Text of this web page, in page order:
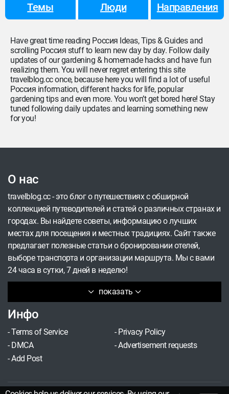
Темы Люди Направления
Have great time reading Россия Ideas, Tips & Guides and
scrolling Россия stuff to learn new day by day. Follow daily
updates of our gardening & homemade hacks and have fun
realizing them. You will never regret entering this site
travelblog.cc once, because here you will find a lot of useful
Россия information, different hacks for life, popular
gardening tips and even more. You won’t get bored here! Stay
tuned following daily updates and learning something new
for you!
О нас
показать
travelblog.cc - это блог о путешествиях с обширной
коллекцией путеводителей и статей о различных странах и
городах. Вы найдете советы, информацию о лучших
местах для посещения и местных традициях. Сайт также
предлагает полезные статьи о бронировании отелей,
выборе транспорта и организации маршрута. Мы с вами
24 часа в сутки, 7 дней в неделю!
Инфо
-Terms of Service - Privacy Policy
- DMCA -Advertisement requests
-Add Post